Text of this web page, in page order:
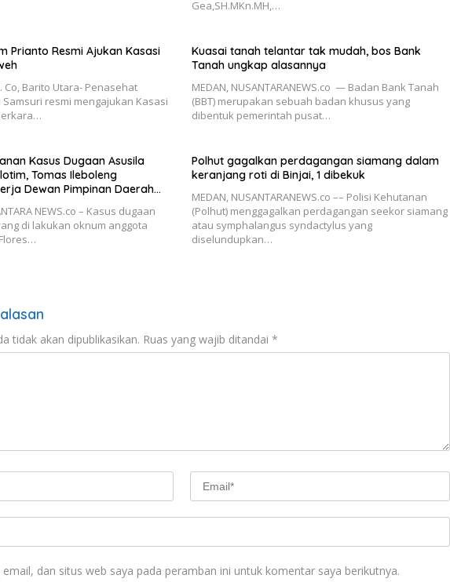
Gea,SH.MKn.MH,…
Prianto Resmi Ajukan Kasasi
Co, Barito Utara- Penasehat
resmi mengajukan Kasasi
Kuasai tanah telantar tak mudah, bos Bank
Tanah ungkap alasannya
MEDAN, NUSANTARANEWS.co — Badan Bank Tanah
(BBT) merupakan sebuah badan khusus yang
dibentuk pemerintah pusat…
Kasus Dugaan Asusila
Tomas Ileboleng
Dewan Pimpinan Daerah
NEWS.co – Kasus dugaan
di lakukan oknum anggota
Polhut gagalkan perdagangan siamang dalam
keranjang roti di Binjai, 1 dibekuk
MEDAN, NUSANTARANEWS.co –– Polisi Kehutanan
(Polhut) menggagalkan perdagangan seekor siamang
atau symphalangus syndactylus yang
diselundupkan…
tidak akan dipublikasikan. Ruas yang wajib ditandai *
email, dan situs web saya pada peramban ini untuk komentar saya berikutnya.